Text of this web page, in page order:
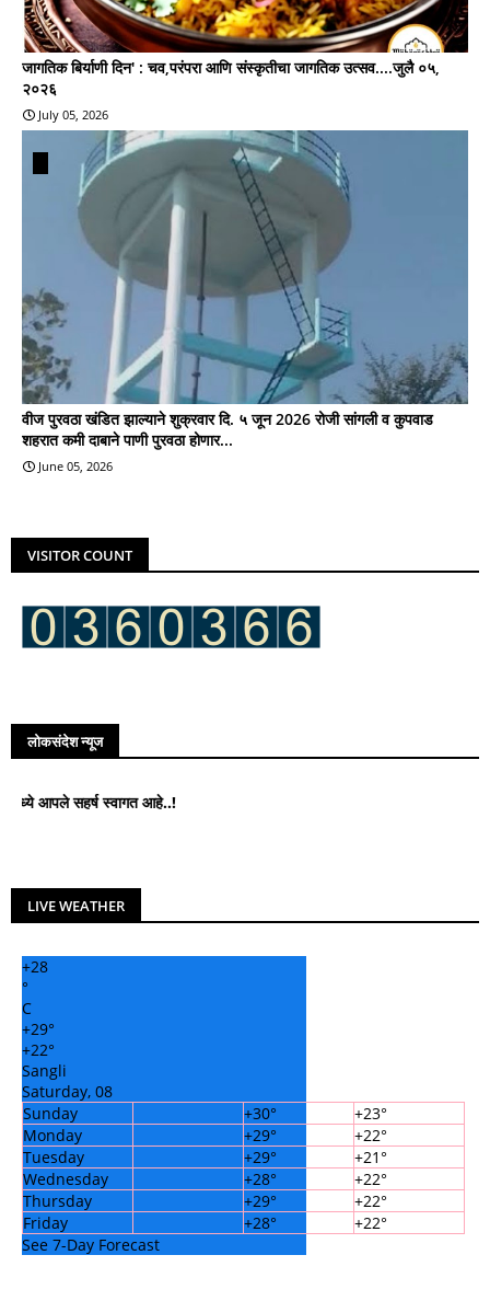
जागतिक बिर्याणी दिन' : चव,परंपरा आणि संस्कृतीचा जागतिक उत्सव....जुलै ०५,
२०२६
July 05, 2026
वीज पुरवठा खंडित झाल्याने शुक्रवार दि. ५ जून 2026 रोजी सांगली व कुपवाड
शहरात कमी दाबाने पाणी पुरवठा होणार...
June 05, 2026
VISITOR COUNT
लोकसंदेश न्यूज
सहर्ष स्वागत आहे..!
LIVE WEATHER
+28
°
C
+29°
+22°
Sangli
Saturday, 08
Sunday
+30° +23°
Monday
+29° +22°
Tuesday
+29° +21°
Wednesday
+28° +22°
Thursday
+29° +22°
Friday
+28° +22°
See 7-Day Forecast